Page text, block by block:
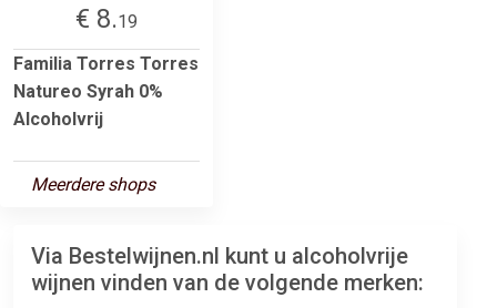
€ 8.19
Familia Torres Torres
Natureo Syrah 0%
Alcoholvrij
Meerdere shops
Via Bestelwijnen.nl kunt u alcoholvrije
wijnen vinden van de volgende merken: